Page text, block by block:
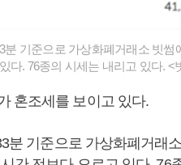
분 기준으로 가상화폐거래소 빗
다. 76종의 시세는 내리고 있다. <
혼조세를 보이고 있다.
분 기준으로 가상화폐거래